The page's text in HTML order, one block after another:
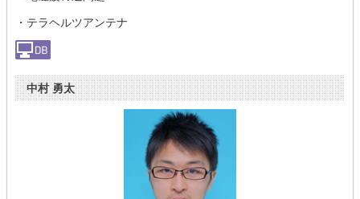
・テラヘルツアンテナ
中村 勇太